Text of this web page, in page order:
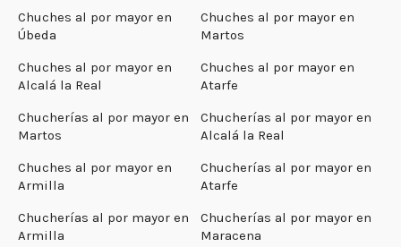
Chuches al por mayor en
Úbeda
Chuches al por mayor en
Martos
Chuches al por mayor en
Alcalá la Real
Chuches al por mayor en
Atarfe
Chucherías al por mayor en
Martos
Chucherías al por mayor en
Alcalá la Real
Chuches al por mayor en
Armilla
Chucherías al por mayor en
Atarfe
Chucherías al por mayor en
Armilla
Chucherías al por mayor en
Maracena